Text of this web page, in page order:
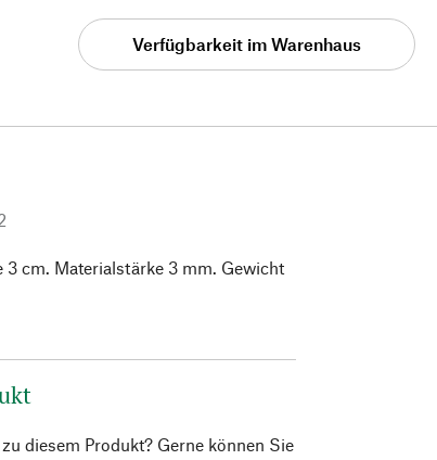
Verfügbarkeit im Warenhaus
3 cm. Materialstärke 3 mm. Gewicht
diesem Produkt? Gerne können Sie